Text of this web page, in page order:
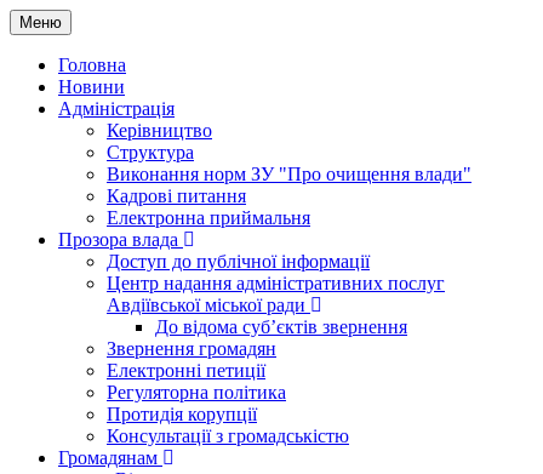
Меню
Головна
Новини
Адміністрація
Керівництво
Структура
Виконання норм ЗУ "Про очищення влади"
Кадрові питання
Електронна приймальня
Прозора влада
Доступ до публічної інформації
Центр надання адміністративних послуг
Авдіївської міської ради
До відома суб’єктів звернення
Звернення громадян
Електронні петиції
Регуляторна політика
Протидія корупції
Консультації з громадськістю
Громадянам